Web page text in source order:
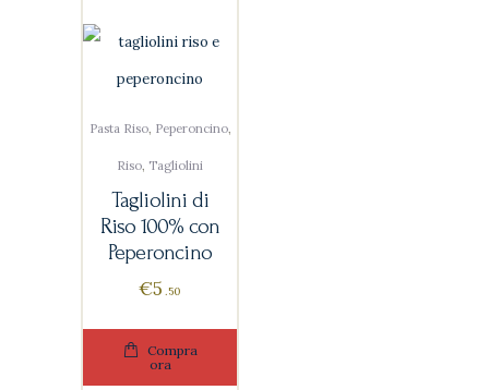
Pasta Riso, Peperoncino,
Riso, Tagliolini
Tagliolini di
Riso 100% con
Peperoncino
€5 50
Compra
ora